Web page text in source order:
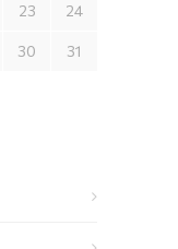
23 24
30
31